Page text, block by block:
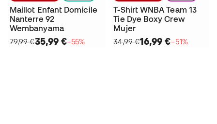
Maillot Enfant Domicile
Nanterre 92
Wembanyama
79,99 €35,99 €−55%
T-Shirt WNBA Team 13
Tie Dye Boxy Crew
Mujer
34,99 €16,99 €−51%